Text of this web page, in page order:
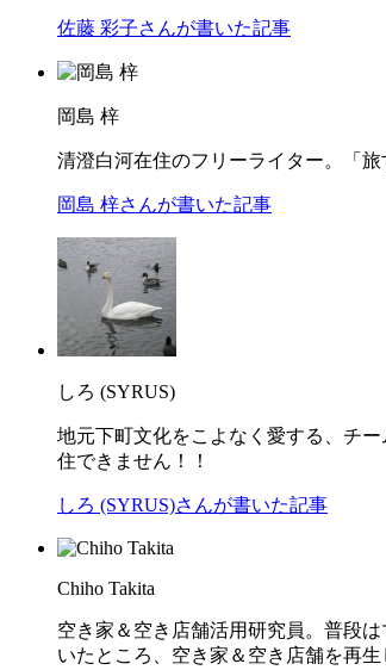
佐藤 彩子さんが書いた記事
岡島 梓
清澄白河在住のフリーライター。「
岡島 梓さんが書いた記事
しろ (SYRUS)
地元下町文化をこよなく愛する、チ
住できません！！
しろ (SYRUS)さんが書いた記事
Chiho Takita
空き家＆空き店舗活用研究員。普段
いたところ、空き家＆空き店舗を再